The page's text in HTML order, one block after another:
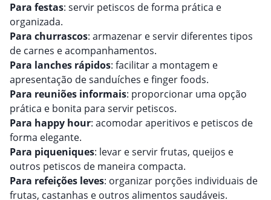
Para festas: servir petiscos de forma prática e
organizada.
Para churrascos: armazenar e servir diferentes tipos
de carnes e acompanhamentos.
Para lanches rápidos: facilitar a montagem e
apresentação de sanduíches e finger foods.
Para reuniões informais: proporcionar uma opção
prática e bonita para servir petiscos.
Para happy hour: acomodar aperitivos e petiscos de
forma elegante.
Para piqueniques: levar e servir frutas, queijos e
outros petiscos de maneira compacta.
Para refeições leves: organizar porções individuais de
frutas, castanhas e outros alimentos saudáveis.